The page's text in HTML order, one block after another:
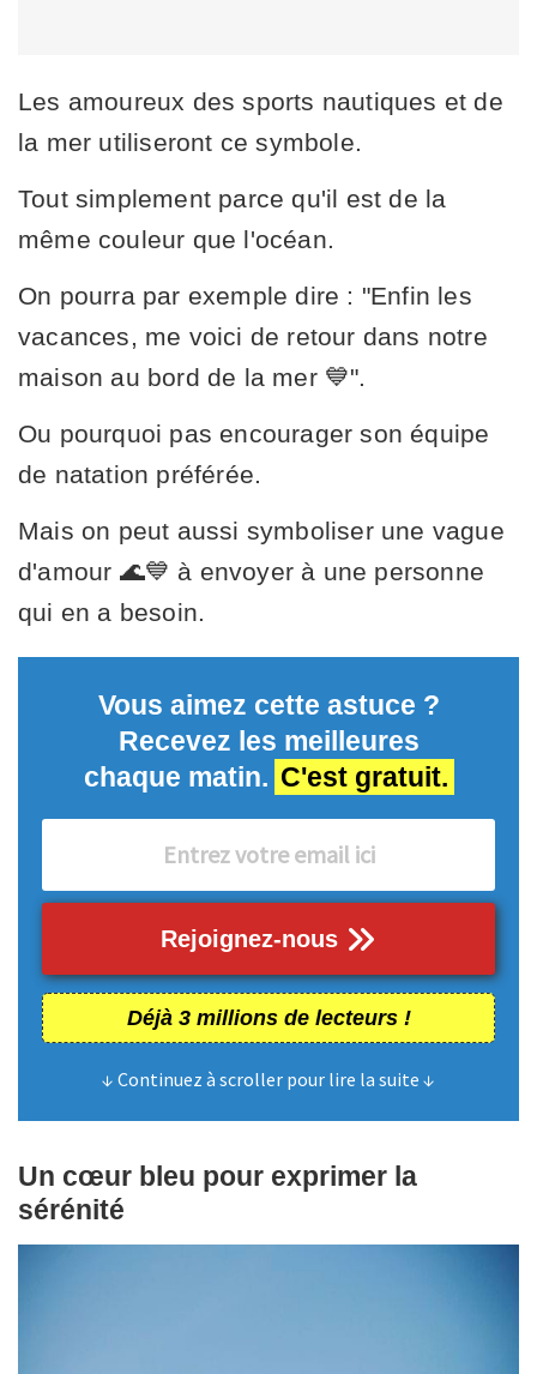
Les amoureux des sports nautiques et de
la mer utiliseront ce symbole.
Tout simplement parce qu'il est de la
même couleur que l'océan.
On pourra par exemple dire : "Enfin les
vacances, me voici de retour dans notre
maison au bord de la mer 💙".
Ou pourquoi pas encourager son équipe
de natation préférée.
Mais on peut aussi symboliser une vague
d'amour 🌊💙 à envoyer à une personne
qui en a besoin.
Vous aimez cette astuce ?
Recevez les meilleures
chaque matin. C'est gratuit.
Rejoignez-nous
Déjà 3 millions de lecteurs !
↓ Continuez à scroller pour lire la suite ↓
Un cœur bleu pour exprimer la
sérénité